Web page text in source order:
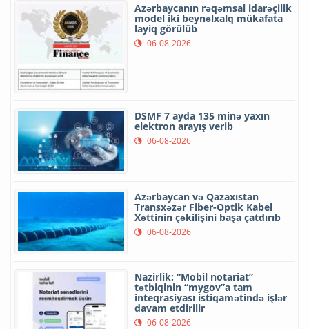
Azərbaycanın rəqəmsal idarəçilik
model iki beynəlxalq mükafata
layiq görülüb
06-08-2026
DSMF 7 ayda 135 minə yaxın
elektron arayış verib
06-08-2026
Azərbaycan və Qazaxıstan
Transxəzər Fiber-Optik Kabel
Xəttinin çəkilişini başa çatdırıb
06-08-2026
Nazirlik: “Mobil notariat”
tətbiqinin “mygov”a tam
inteqrasiyası istiqamətində işlər
davam etdirilir
06-08-2026